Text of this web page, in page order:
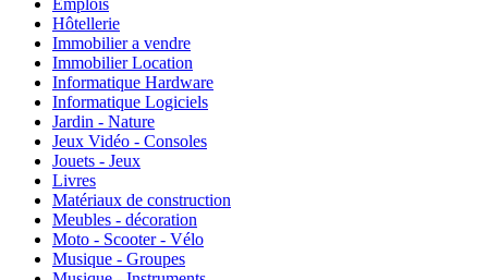
Emplois
Hôtellerie
Immobilier a vendre
Immobilier Location
Informatique Hardware
Informatique Logiciels
Jardin - Nature
Jeux Vidéo - Consoles
Jouets - Jeux
Livres
Matériaux de construction
Meubles - décoration
Moto - Scooter - Vélo
Musique - Groupes